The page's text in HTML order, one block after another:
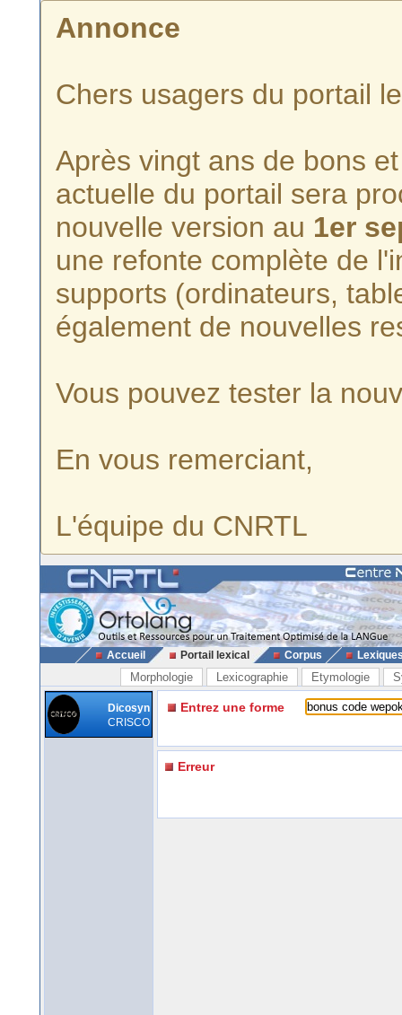
Annonce
Chers usagers du portail
Après vingt ans de bons
actuelle du portail sera
nouvelle version au 1er
une refonte complète de
supports (ordinateurs,
également de nouvelles
Vous pouvez tester la
En vous remerciant,
L'équipe du CNRTL
Accueil Portail lexical Corpus
Morphologie Lexicographie Etymologie
Dicosyn
CRISCO
Entrez une forme
Erreur